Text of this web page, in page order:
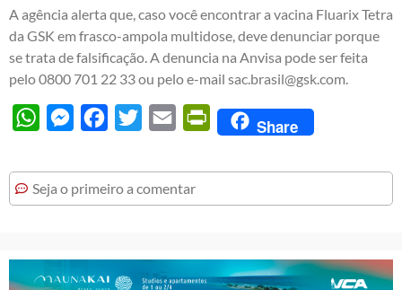
A agência alerta que, caso você encontrar a vacina Fluarix Tetra
da GSK em frasco-ampola multidose, deve denunciar porque
se trata de falsificação. A denuncia na Anvisa pode ser feita
pelo 0800 701 22 33 ou pelo e-mail sac.brasil@gsk.com.
WhatsAppMessengerFacebook
Twitter Email PrintFriendly
Share
Seja o primeiro a comentar